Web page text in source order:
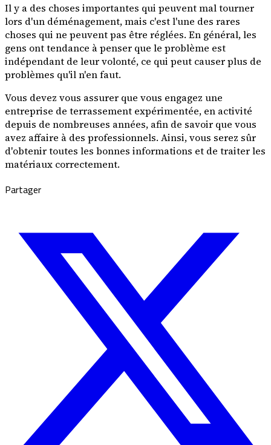
Il y a des choses importantes qui peuvent mal tourner
lors d'un déménagement, mais c'est l'une des rares
choses qui ne peuvent pas être réglées. En général, les
gens ont tendance à penser que le problème est
indépendant de leur volonté, ce qui peut causer plus de
problèmes qu'il n'en faut.
Vous devez vous assurer que vous engagez une
entreprise de terrassement expérimentée, en activité
depuis de nombreuses années, afin de savoir que vous
avez affaire à des professionnels. Ainsi, vous serez sûr
d'obtenir toutes les bonnes informations et de traiter les
matériaux correctement.
Partager